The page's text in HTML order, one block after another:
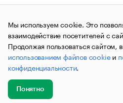
Правовая информация
О
© АО «РОСБИЗНЕСКОНСАЛТИНГ»,
и материалы информационного
(зарегистрировано Федеральной
связи, информационных
коммуникаций (Роскомнадзор)
№ФС77-63848) сопровождаются
публикации могут содержать
не предназначенную для
до 18 лет.
Мы используем cookie. Это
взаимодействие посетителей с
Продолжая пользоваться сайтом,
использованием файлов cookieи
конфиденциальности.
Понятно